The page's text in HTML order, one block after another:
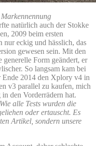
natürlich auch der Stokke
2009 beim ersten
eckig und hässlich, das
gewesen sein. Mit den
Form geändert, er
So langsam kam bei
Ende 2014 den Xplory v4 in
v3 parallel zu kaufen, mich
in den Vorderrädern hat.
Wie alle Tests wurden die
oder ertauscht. Es
Artikel, sondern unsere